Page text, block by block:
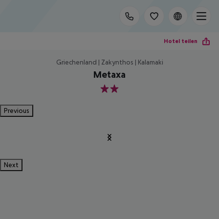
Hotel teilen
Griechenland | Zakynthos | Kalamaki
Metaxa
2
Previous
Next